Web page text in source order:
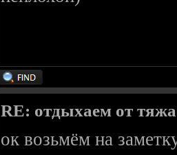
RE: отдыхаем от
ок возьмём на